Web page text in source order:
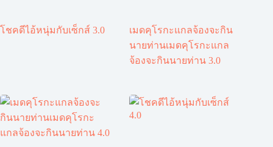
โชคดีไอ้หนุ่มกับเซ็กส์ 3.0
เมดคุโรกะแกลจ้องจะกิน
นายท่านเมดคุโรกะแกล
จ้องจะกินนายท่าน 3.0